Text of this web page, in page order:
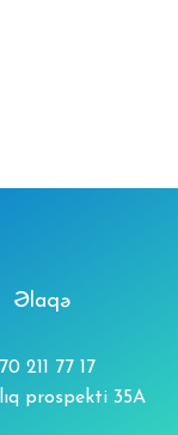
Əlaqə
211 77 17
prospekti 35A